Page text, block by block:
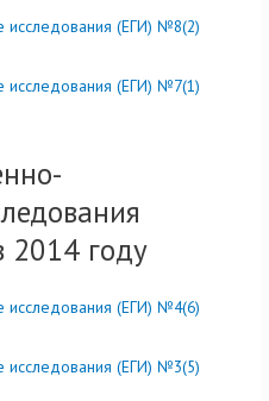
исследования (ЕГИ) №8(2)
исследования (ЕГИ) №7(1)
2014 году
исследования (ЕГИ) №4(6)
исследования (ЕГИ) №3(5)